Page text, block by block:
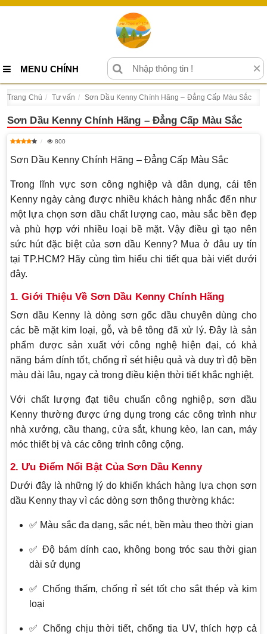
MENU CHÍNH ×
Trang Chủ Tư vấn Sơn Dầu Kenny Chính Hãng – Đẳng Cấp Màu Sắc
Sơn Dầu Kenny Chính Hãng – Đẳng Cấp Màu Sắc
800
Sơn Dầu Kenny Chính Hãng – Đẳng Cấp Màu Sắc
Trong lĩnh vực sơn công nghiệp và dân dụng, cái tên
Kenny ngày càng được nhiều khách hàng nhắc đến như
một lựa chọn sơn dầu chất lượng cao, màu sắc bền đẹp
và phù hợp với nhiều loại bề mặt. Vậy điều gì tạo nên
sức hút đặc biệt của sơn dầu Kenny? Mua ở đâu uy tín
tại TP.HCM? Hãy cùng tìm hiểu chi tiết qua bài viết dưới
đây.
1. Giới Thiệu Về Sơn Dầu Kenny Chính Hãng
Sơn dầu Kenny là dòng sơn gốc dầu chuyên dùng cho
các bề mặt kim loại, gỗ, và bê tông đã xử lý. Đây là sản
phẩm được sản xuất với công nghệ hiện đại, có khả
năng bám dính tốt, chống rỉ sét hiệu quả và duy trì độ bền
màu dài lâu, ngay cả trong điều kiện thời tiết khắc nghiệt.
Với chất lượng đạt tiêu chuẩn công nghiệp, sơn dầu
Kenny thường được ứng dụng trong các công trình như
nhà xưởng, cầu thang, cửa sắt, khung kèo, lan can, máy
móc thiết bị và các công trình công cộng.
2. Ưu Điểm Nổi Bật Của Sơn Dầu Kenny
Dưới đây là những lý do khiến khách hàng lựa chọn sơn
dầu Kenny thay vì các dòng sơn thông thường khác:
✅ Màu sắc đa dạng, sắc nét, bền màu theo thời gian
✅ Độ bám dính cao, không bong tróc sau thời gian
dài sử dụng
✅ Chống thấm, chống rỉ sét tốt cho sắt thép và kim
loại
✅ Chống chịu thời tiết, chống tia UV, thích hợp cả